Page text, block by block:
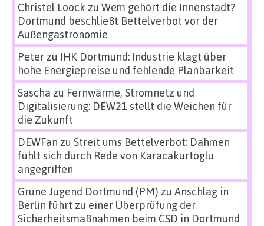
Christel Loock zu Wem gehört die Innenstadt?
Dortmund beschließt Bettelverbot vor der
Außengastronomie
Peterzu IHK Dortmund: Industrie klagt über
hohe Energiepreise und fehlende Planbarkeit
Sascha zu Fernwärme, Stromnetz und
Digitalisierung: DEW21 stellt die Weichen für
die Zukunft
DEWFan zu Streit ums Bettelverbot: Dahmen
fühlt sich durch Rede von Karacakurtoglu
angegriffen
Grüne Jugend Dortmund (PM) zu Anschlag in
Berlin führt zu einer Überprüfung der
Sicherheitsmaßnahmen beim CSD in Dortmund